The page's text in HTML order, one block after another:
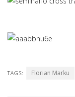
TAGS: Florian Marku